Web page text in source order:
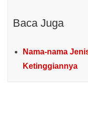
Baca Juga
Nama-nama
Ketinggiannya